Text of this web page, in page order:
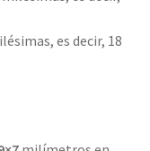
es decir, 18